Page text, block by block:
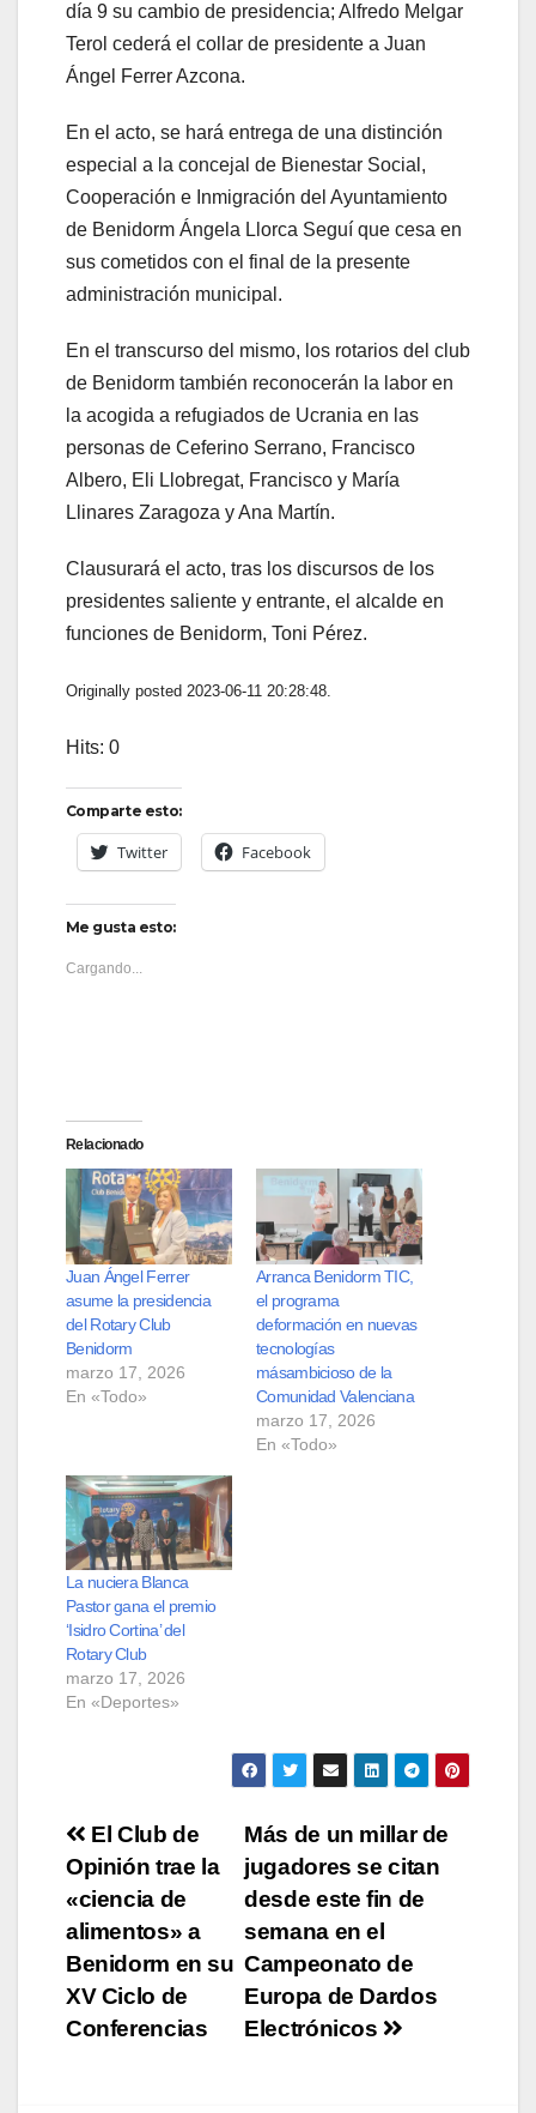
día 9 su cambio de presidencia; Alfredo Melgar
Terol cederá el collar de presidente a Juan
Ángel Ferrer Azcona.
En el acto, se hará entrega de una distinción
especial a la concejal de Bienestar Social,
Cooperación e Inmigración del Ayuntamiento
de Benidorm Ángela Llorca Seguí que cesa en
sus cometidos con el final de la presente
administración municipal.
En el transcurso del mismo, los rotarios del club
de Benidorm también reconocerán la labor en
la acogida a refugiados de Ucrania en las
personas de Ceferino Serrano, Francisco
Albero, Eli Llobregat, Francisco y María
Llinares Zaragoza y Ana Martín.
Clausurará el acto, tras los discursos de los
presidentes saliente y entrante, el alcalde en
funciones de Benidorm, Toni Pérez.
Originally posted 2023-06-11 20:28:48.
Hits: 0
Comparte esto:
Twitter Facebook
Me gusta esto:
Cargando...
Relacionado
Juan Ángel Ferrer
asume la presidencia
del Rotary Club
Benidorm
marzo 17, 2026
En «Todo»
Arranca Benidorm TIC,
el programa
deformación en nuevas
tecnologías
másambicioso de la
Comunidad Valenciana
marzo 17, 2026
En «Todo»
La nuciera Blanca
Pastor gana el premio
‘Isidro Cortina’ del
Rotary Club
marzo 17, 2026
En «Deportes»
Navegación
de
entradas
Más de un millar de
jugadores se citan
desde este fin de
semana en el
Campeonato de
Europa de Dardos
Electrónicos
El Club de
Opinión trae la
«ciencia de
alimentos» a
Benidorm en su
XV Ciclo de
Conferencias